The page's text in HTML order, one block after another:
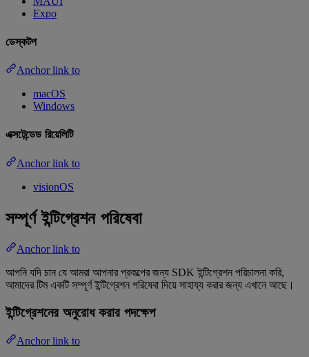
Expo
ডেস্কটপ
Anchor link to
macOS
Windows
এক্সটেন্ডেড রিয়েলিটি
Anchor link to
visionOS
সম্পূর্ণ ইন্টিগ্রেশন পরিষেবা
Anchor link to
আপনি যদি চান যে আমরা আপনার প্রকল্পের জন্য SDK ইন্টিগ্রেশন পরিচালনা করি,
আমাদের টিম একটি সম্পূর্ণ ইন্টিগ্রেশন পরিষেবা দিয়ে সাহায্য করার জন্য এখানে আছে।
ইন্টিগ্রেশনের অনুরোধ করার পদক্ষেপ
Anchor link to